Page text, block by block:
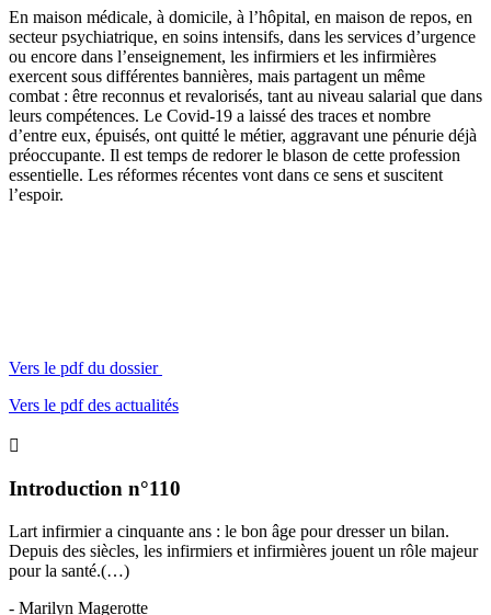
En maison médicale, à domicile, à l’hôpital, en maison de repos, en
secteur psychiatrique, en soins intensifs, dans les services d’urgence
ou encore dans l’enseignement, les infirmiers et les infirmières
exercent sous différentes bannières, mais partagent un même
combat : être reconnus et revalorisés, tant au niveau salarial que dans
leurs compétences. Le Covid-19 a laissé des traces et nombre
d’entre eux, épuisés, ont quitté le métier, aggravant une pénurie déjà
préoccupante. Il est temps de redorer le blason de cette profession
essentielle. Les réformes récentes vont dans ce sens et suscitent
l’espoir.
Vers le pdf du dossier
Vers le pdf des actualités
Introduction n°110
Lart infirmier a cinquante ans : le bon âge pour dresser un bilan.
Depuis des siècles, les infirmiers et infirmières jouent un rôle majeur
pour la santé.(…)
- Marilyn Magerotte